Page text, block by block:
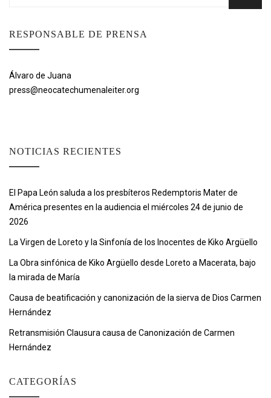
RESPONSABLE DE PRENSA
Álvaro de Juana
press@neocatechumenaleiter.org
NOTICIAS RECIENTES
El Papa León saluda a los presbíteros Redemptoris Mater de
América presentes en la audiencia el miércoles 24 de junio de
2026
La Virgen de Loreto y la Sinfonía de los Inocentes de Kiko Argüello
La Obra sinfónica de Kiko Argüello desde Loreto a Macerata, bajo
la mirada de María
Causa de beatificación y canonización de la sierva de Dios Carmen
Hernández
Retransmisión Clausura causa de Canonización de Carmen
Hernández
CATEGORÍAS